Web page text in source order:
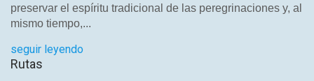
preservar el espíritu tradicional de las peregrinaciones y, al
mismo tiempo,...
seguir leyendo
Rutas